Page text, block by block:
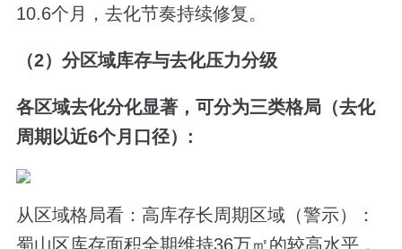
10.6个月，去化节奏持续修复。
（2）分区域库存与去化压力分级
各区域去化分化显著，可分为三类格局（去化
周期以近6个月口径）:
从区域格局看：高库存长周期区域（警示）：
蜀山区库存面积全期维持36万㎡的较高水平，